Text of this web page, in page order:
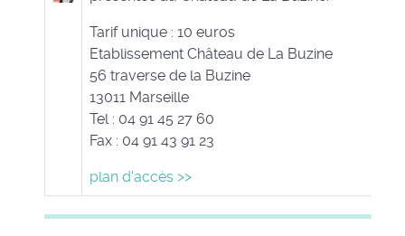
Tarif unique : 10 euros
Etablissement Château de La Buzine
56 traverse de la Buzine
13011 Marseille
Tel : 04 91 45 27 60
Fax : 04 91 43 91 23
plan d'accès >>